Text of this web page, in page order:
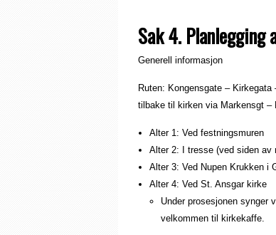
Sak 4. Planlegging
Generell informasjon
Ruten: Kongensgate –
tilbake til kirken via Markensgt –
Alter 1: Ved festningsmuren
Alter 2: I tresse (ved siden av
Alter 3: Ved Nupen Krukken i
Alter 4: Ved St. Ansgar kirke
Under prosesjonen synger
velkommen til kirkekaffe.